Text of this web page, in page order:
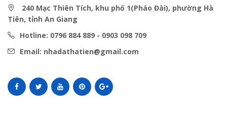
240 Mạc Thiên Tích, khu phố 1(Pháo Đài), phường Hà
Tiên, tỉnh An Giang
Hotline: 0796 884 889 - 0903 098 709
Email: nhadathatien@gmail.com